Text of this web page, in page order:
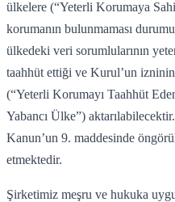
ülkelere (“Yeterli Korumaya
korumanın bulunmaması
ülkedeki veri sorumlularının
taahhüt ettiği ve Kurul’un
(“Yeterli Korumayı Taahhüt
Yabancı Ülke”)
Kanun’un 9. maddesinde
etmektedir.
Şirketimiz meşru ve hukuka